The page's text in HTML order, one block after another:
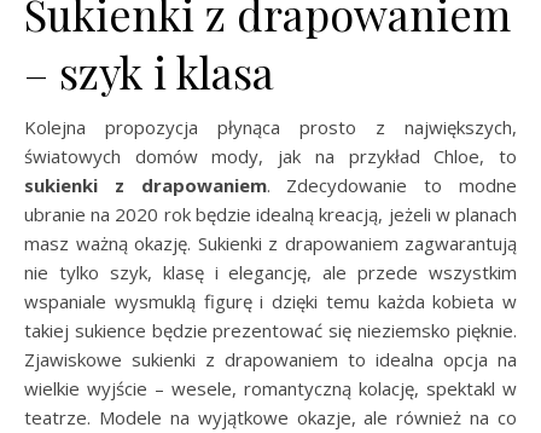
Sukienki z drapowaniem
– szyk i klasa
Kolejna propozycja płynąca prosto z największych,
światowych domów mody, jak na przykład Chloe, to
sukienki z drapowaniem. Zdecydowanie to modne
ubranie na 2020 rok będzie idealną kreacją, jeżeli w planach
masz ważną okazję. Sukienki z drapowaniem zagwarantują
nie tylko szyk, klasę i elegancję, ale przede wszystkim
wspaniale wysmuklą figurę i dzięki temu każda kobieta w
takiej sukience będzie prezentować się nieziemsko pięknie.
Zjawiskowe sukienki z drapowaniem to idealna opcja na
wielkie wyjście – wesele, romantyczną kolację, spektakl w
teatrze. Modele na wyjątkowe okazje, ale również na co